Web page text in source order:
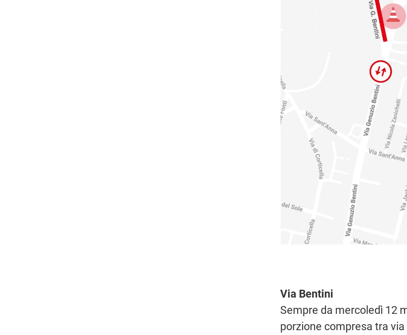
Via Bentini
Sempre da mercoledì 12
porzione compresa tra